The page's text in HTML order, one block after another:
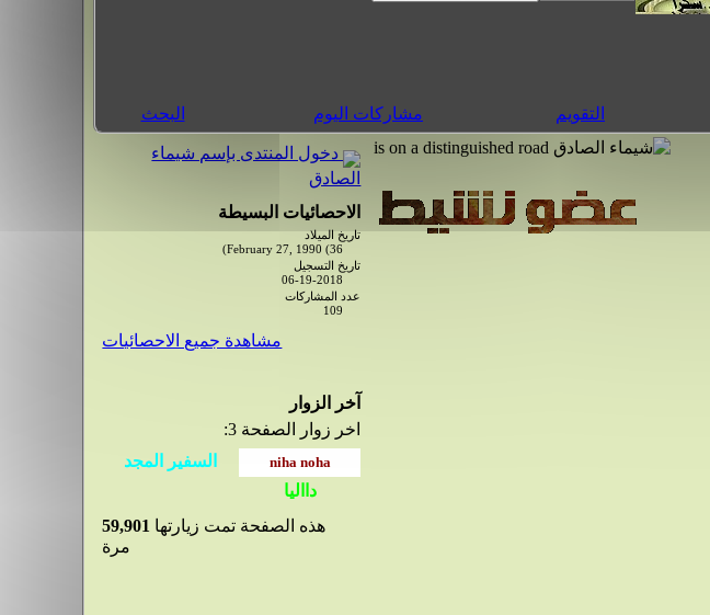
التقويم مشاركات اليوم البحث
دخول المنتدى بإسم شيماء
الصادق
الاحصائيات البسيطة
تاريخ الميلاد
February 27, 1990 (36)
تاريخ التسجيل
06-19-2018
عدد المشاركات
109
مشاهدة جميع الاحصائيات
آخر الزوار
اخر زوار الصفحة 3:
هذه الصفحة تمت زيارتها 59,901
مرة